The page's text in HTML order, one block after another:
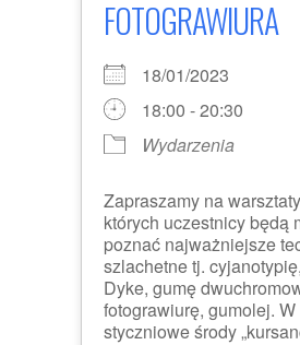
FOTOGRAWIURA
18/01/2023
18:00 - 20:30
Wydarzenia
Zapraszamy na
których uczestnicy będą
poznać najważniejsze
szlachetne tj.
Dyke, gumę
fotograwiurę, gumolej. W
styczniowe środy